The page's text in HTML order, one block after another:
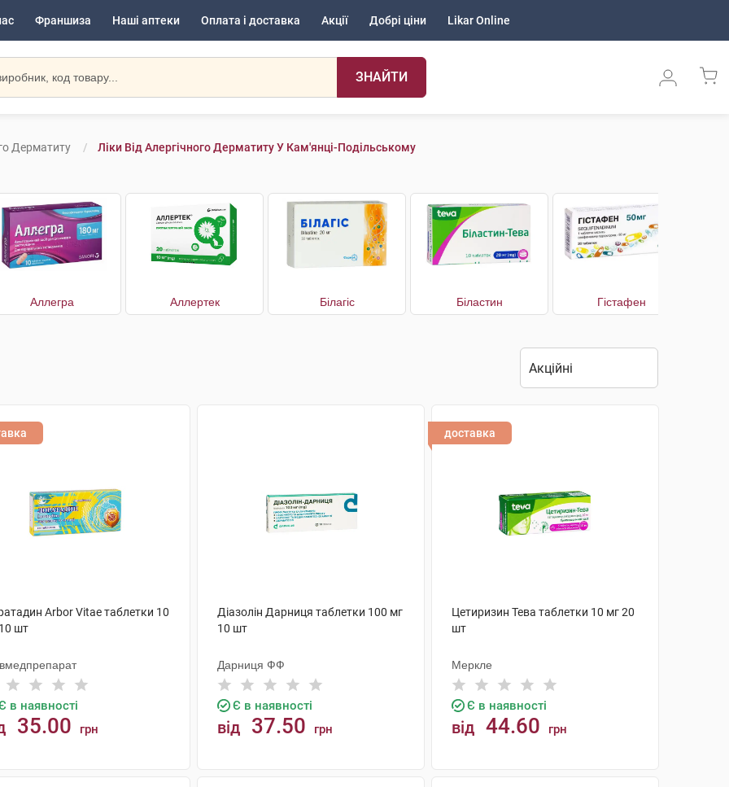
Франшиза Наші аптеки Оплата і доставка Акції Добрі ціни Likar Online
ЗНАЙТИ
Дерматиту Ліки Від Алергічного Дерматиту У Кам'янці-Подільському
Аллегра Аллертек Білагіс Біластин Гістафен
Arbor Vitae таблетки 10
шт
в наявності
35.00 грн
Діазолін Дарниця таблетки 100 мг
10 шт
Дарниця ФФ
Є в наявності
від 37.50 грн
доставка
Цетиризин Тева таблетки 10 мг 20
шт
Меркле
Є в наявності
від 44.60 грн